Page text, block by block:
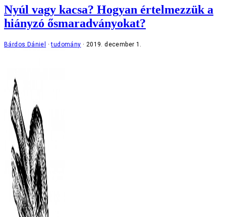
Nyúl vagy kacsa? Hogyan értelmezzük a
hiányzó ősmaradványokat?
Bárdos Dániel tudomány 2019. december 1.